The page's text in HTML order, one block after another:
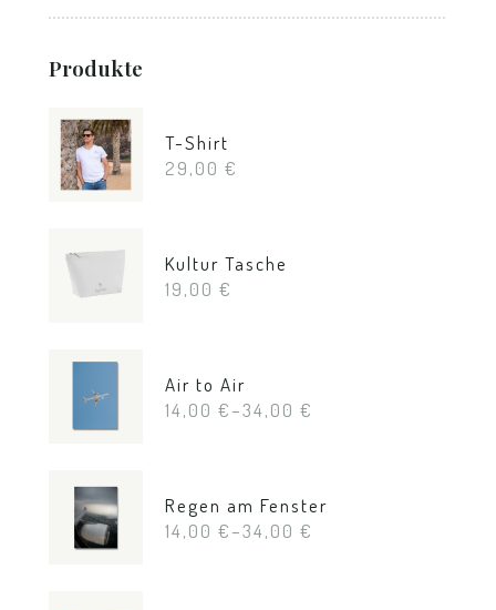
Produkte
T-Shirt
29,00 €
Kultur Tasche
19,00 €
Air to Air
14,00 €–34,00 €
Regen am Fenster
14,00 €–34,00 €